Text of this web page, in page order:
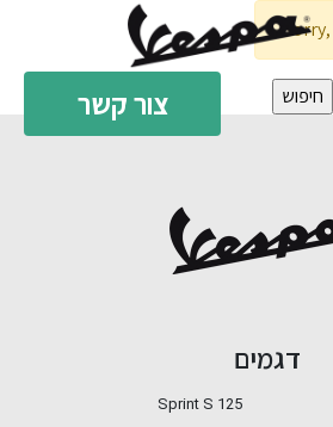
צור קשר
310 GTS SuperTech
GTS SuperSport 310
דגמים
Sprint S 125